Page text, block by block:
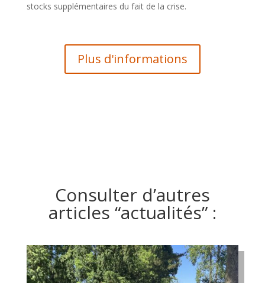
stocks supplémentaires du fait de la crise.
Plus d'informations
Consulter d’autres
articles “actualités” :